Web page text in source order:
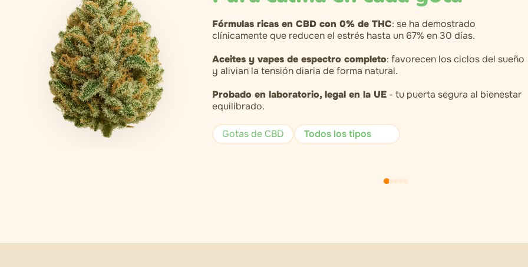
Fórmulas ricas en CBD con 0% de THC: se ha demostrado
clínicamente que reducen el estrés hasta un 67% en 30 días.
Aceites y vapes de espectro completo: favorecen los ciclos del sueño
y alivian la tensión diaria de forma natural.
Probado en laboratorio, legal en la UE - tu puerta segura al bienestar
equilibrado.
Gotas de CBD Todos los tipos